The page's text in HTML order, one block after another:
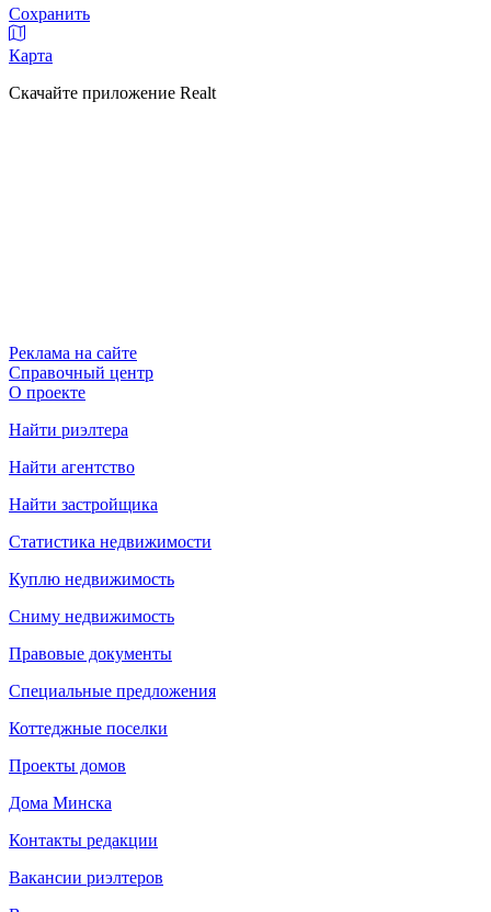
Сохранить
Карта
Скачайте приложение Realt
Реклама на сайте
Справочный центр
О проекте
Найти риэлтера
Найти агентство
Найти застройщика
Статистика недвижимости
Куплю недвижимость
Сниму недвижимость
Правовые документы
Специальные предложения
Коттеджные поселки
Проекты домов
Дома Минска
Контакты редакции
Вакансии риэлтеров